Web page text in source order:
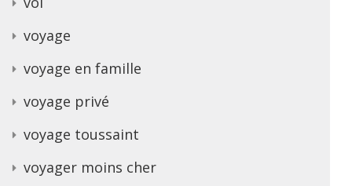
voyage
voyage en famille
voyage privé
voyage toussaint
voyager moins cher